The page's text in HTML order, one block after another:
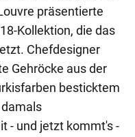
präsentierte
Kollektion, die das
Chefdesigner
Gehröcke aus der
besticktem
- und jetzt kommt's -